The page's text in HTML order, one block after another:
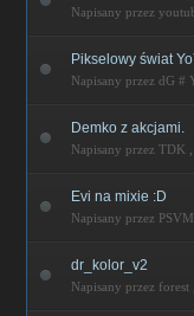
Napisany przez
Pikselowy świat
Napisany przez dG #
Demko z akcjami.
Napisany przez TDK ,
Evi na mixie :D
Napisany przez
dr_kolor_v2
Napisany przez forest ,